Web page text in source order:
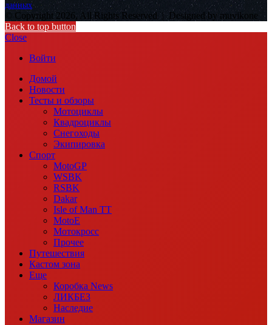
данных
© Copyright 2026, All Rights Reserved |Designed by muvikone
Back to top button
Close
Войти
Домой
Новости
Тесты и обзоры
Мотоциклы
Квадроциклы
Снегоходы
Экипировка
Спорт
MotoGP
WSBK
RSBK
Dakar
Isle of Man TT
MotoE
Мотокросс
Прочее
Путешествия
Кастом зона
Еще
Коробка News
ЛИКБЕЗ
Наследие
Магазин